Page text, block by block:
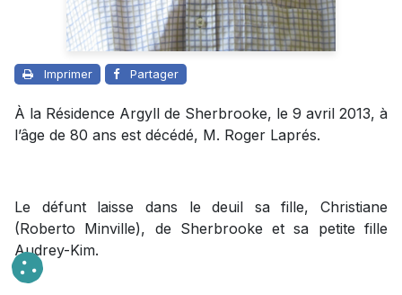
Imprimer Partager
À la Résidence Argyll de Sherbrooke, le 9 avril 2013, à
l’âge de 80 ans est décédé, M. Roger Laprés.
Le défunt laisse dans le deuil sa fille, Christiane
(Roberto Minville), de Sherbrooke et sa petite fille
Audrey-Kim.